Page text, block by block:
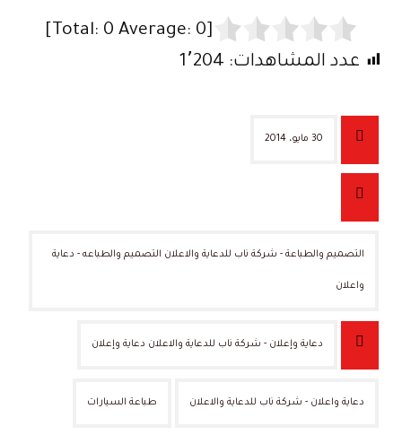
[Total:
0 Average: 0
]
عدد المشاهدات: 1٬204
30 مايو، 2014
التصميم والطباعة - شركة ناب للدعاية والاعلان التصميم والطباعه - دعاية
واعلان
دعاية وإعلان - شركة ناب للدعاية والاعلان دعاية وإعلان
دعاية واعلان - شركة ناب للدعاية والاعلان طباعة السيارات